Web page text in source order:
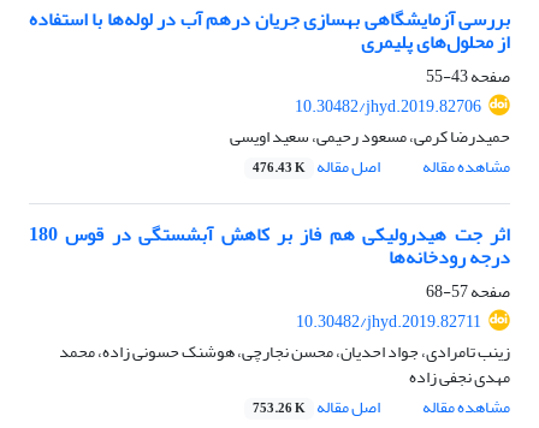
بررسی آزمایشگاهی بهسازی جریان درهم آب در لوله‌ها با استفاده
از محلول‌های پلیمری
صفحه43-55
10.30482/jhyd.2019.82706
حمیدرضا کرمی، مسعود رحیمی، سعید اویسی
مشاهده مقاله
اصل مقاله 476.43 K
اثر جت هیدرولیکی هم فاز بر کاهش آبشستگی در قوس 180
درجه رودخانه‌ها
صفحه57-68
10.30482/jhyd.2019.82711
زینب تامرادی، جواد احدیان، محسن نجارچی، هوشنک حسونی زاده، محمد
مهدی نجفی زاده
مشاهده مقاله
اصل مقاله 753.26 K